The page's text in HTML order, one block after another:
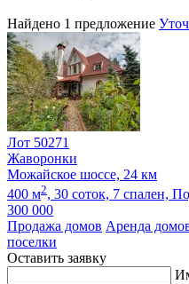
Найдено 1 предложение
Лот 50271
Жаворонки
Можайское шоссе, 24 км
400 м2, 30 соток, 7 спален,
300 000
Продажа домов Аренда
поселки
Оставить заявку